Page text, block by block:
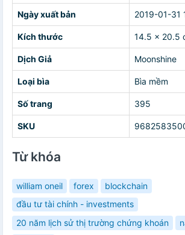
Ngày xuất bản 2019-01-31
Kích thước 14.5 x 20.5
Dịch Giả Moonshine
Loại bìa Bìa mềm
Số trang 395
SKU
Từ khóa
william oneil forex
blockchain
đầu tư tài chính - investments
20 năm lịch sử thị trường chứng khoán